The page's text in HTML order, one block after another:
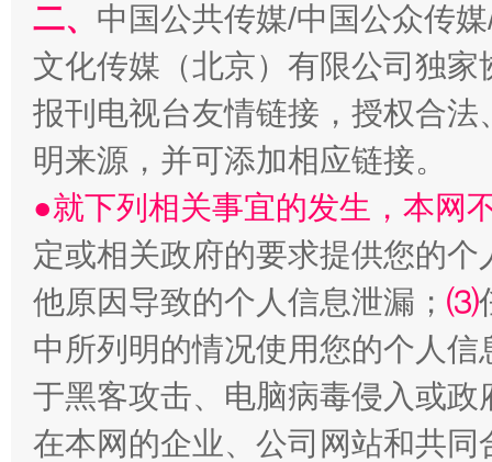
阿坝州三大球赛在茂县开幕 规模
二、 中国公共传媒/中国公众传
文化传媒（北京）有限公司独
报刊电视台友情链接，授权合
明来源，并可添加相应链接。
●就下列相关事宜的发生，本网
定或相关政府的要求提供您的个
他原因导致的个人信息泄漏； ⑶
中所列明的情况使用您的个人
于黑客攻击、电脑病毒侵入或
在本网的企业、公司网站和共